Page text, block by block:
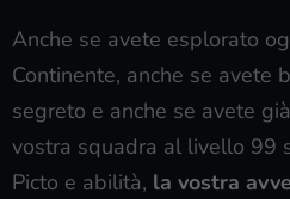
Anche se avete esplorato
Continente, anche se avete
segreto e anche se avete
vostra squadra al livello 99
Picto e abilità, la vostra